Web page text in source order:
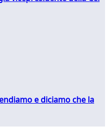
e diciamo che la